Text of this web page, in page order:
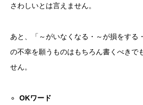
さわしいとは言えません。
あと、「～がいなくなる・～が損をする
の不幸を願うものはもちろん書くべきで
せん。
OKワード